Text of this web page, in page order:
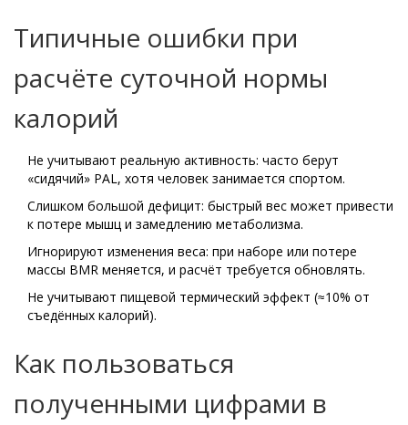
Типичные ошибки при
расчёте суточной нормы
калорий
Не учитывают реальную активность: часто берут
«сидячий» PAL, хотя человек занимается спортом.
Слишком большой дефицит: быстрый вес может привести
к потере мышц и замедлению метаболизма.
Игнорируют изменения веса: при наборе или потере
массы BMR меняется, и расчёт требуется обновлять.
Не учитывают пищевой термический эффект (≈10% от
съедённых калорий).
Как пользоваться
полученными цифрами в